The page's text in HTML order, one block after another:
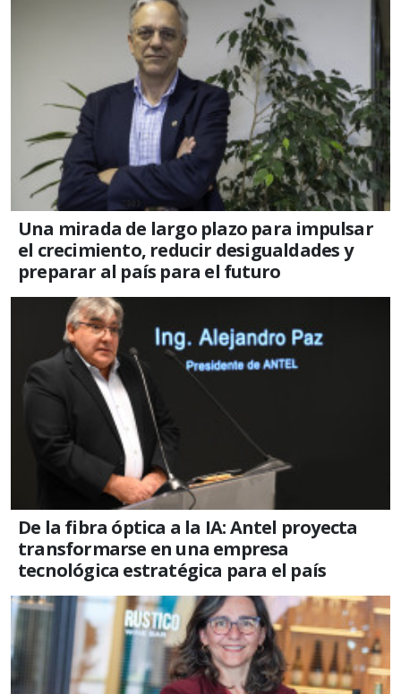
Una mirada de largo plazo para impulsar
el crecimiento, reducir desigualdades y
preparar al país para el futuro
De la fibra óptica a la IA: Antel proyecta
transformarse en una empresa
tecnológica estratégica para el país